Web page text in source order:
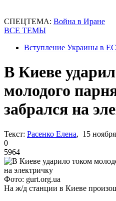
СПЕЦТЕМА: Война в Иране
ВСЕ ТЕМЫ
Вступление Украины в ЕС
В Киеве
молодого
забрался на
Текст: Расенко Елена, 15
0
5964
Фото: gurt.org.ua
На ж/д станции в Киеве